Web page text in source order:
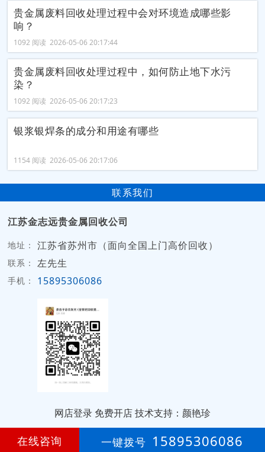
贵金属废料回收处理过程中会对环境造成哪些影
响？
1092 阅读 2026-05-06 20:17:44
贵金属废料回收处理过程中，如何防止地下水污
染？
1092 阅读 2026-05-06 20:17:23
银浆银焊条的成分和用途有哪些
1154 阅读 2026-05-06 20:17:06
联系我们
江苏金志远贵金属回收公司
地址： 江苏省苏州市（面向全国上门高价回收）
联系： 左先生
手机： 15895306086
网店登录 免费开店技术支持：颜艳珍
第1年
在线咨询 一键拨号 15895306086